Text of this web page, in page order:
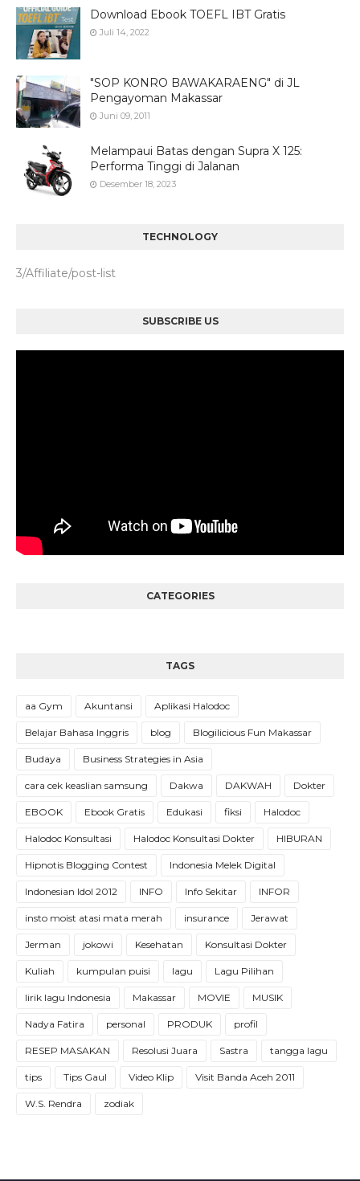
Download Ebook TOEFL IBT Gratis
Juli 14, 2022
"SOP KONRO BAWAKARAENG" di JL
Pengayoman Makassar
Juni 09, 2011
Melampaui Batas dengan Supra X 125:
Performa Tinggi di Jalanan
Desember 18, 2023
TECHNOLOGY
3/Affiliate/post-list
SUBSCRIBE US
CATEGORIES
TAGS
aa Gym Akuntansi Aplikasi Halodoc
Belajar Bahasa Inggris blog Blogilicious Fun Makassar
Budaya Business Strategies in Asia
cara cek keaslian samsung Dakwa DAKWAH Dokter
EBOOK Ebook Gratis Edukasi fiksi Halodoc
Halodoc Konsultasi Halodoc Konsultasi Dokter HIBURAN
Hipnotis Blogging Contest Indonesia Melek Digital
Indonesian Idol 2012 INFO Info Sekitar INFOR
insto moist atasi mata merah insurance Jerawat
Jerman jokowi Kesehatan Konsultasi Dokter
Kuliah kumpulan puisi lagu Lagu Pilihan
lirik lagu Indonesia Makassar MOVIE MUSIK
Nadya Fatira personal PRODUK profil
RESEP MASAKAN Resolusi Juara Sastra tangga lagu
tips Tips Gaul Video Klip Visit Banda Aceh 2011
W.S. Rendra zodiak